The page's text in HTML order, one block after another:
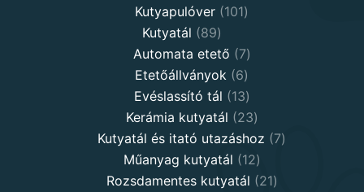
products
Kutyapulóver 101101
Kutyatál 8989
products
Automata etető 77
products
Etetőállványok 66
products
Evéslassító tál 1313
products
Kerámia kutyatál 2323
products
Kutyatál és itató utazáshoz 77
Műanyag kutyatál 1212
products
Rozsdamentes kutyatál 2121